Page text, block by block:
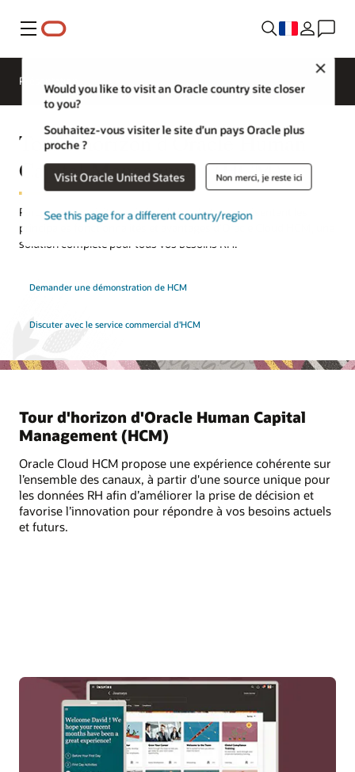
Menu
Would you like to visit an Oracle country site closer
to you?
Souhaitez-vous visiter le site d’un pays Oracle plus
proche ?
Visit Oracle United States Non merci, je reste ici
See this page for a different country/region
Présentation
Tour d'horizon d'Oracle Human
Capital Management (HCM)
Parcourez ces visites guidées de produits qui présentent les
principales fonctionnalités et avantages d'Oracle Cloud HCM, une
solution complète pour tous vos besoins RH.
Demander une démonstration de HCM
Discuter avec le service commercial d'HCM
Tour d'horizon d'Oracle Human Capital
Management (HCM)
Oracle Cloud HCM propose une expérience cohérente sur
l’ensemble des canaux, à partir d'une source unique pour
les données RH afin d’améliorer la prise de décision et
favorise l’innovation pour répondre à vos besoins actuels
et futurs.